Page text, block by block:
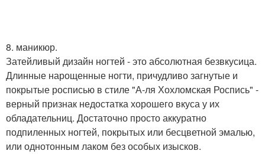
8. маникюр.
Затейливый дизайн ногтей - это абсолютная безвкусица.
Длинные нарощенные ногти, причудливо загнутые и
покрытые росписью в стиле "А-ля Хохломская Роспись" -
верный признак недостатка хорошего вкуса у их
обладательниц. Достаточно просто аккуратно
подпиленных ногтей, покрытых или бесцветной эмалью,
или однотонным лаком без особых изысков.